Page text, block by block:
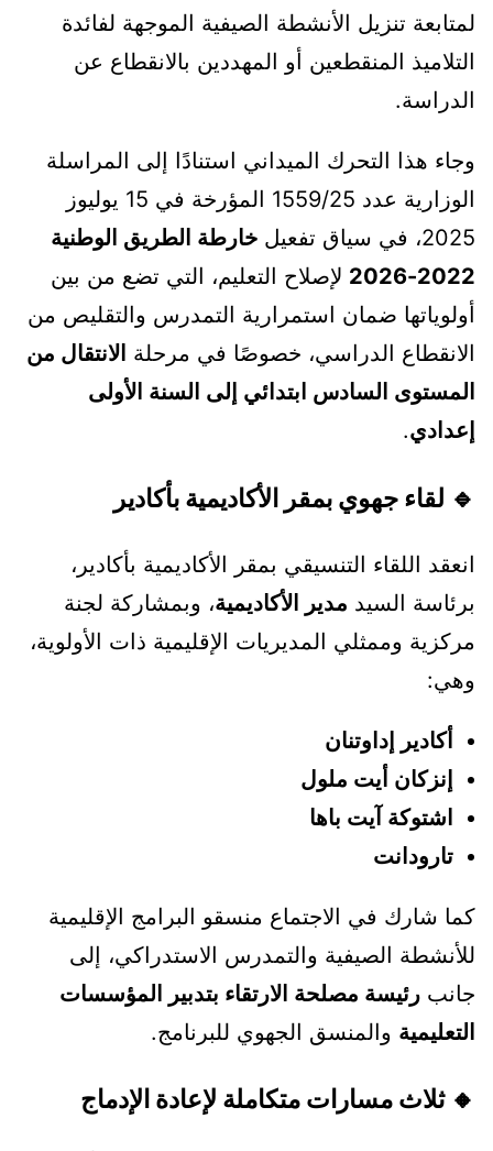
لمتابعة تنزيل الأنشطة الصيفية الموجهة لفائدة
التلاميذ المنقطعين أو المهددين بالانقطاع عن
الدراسة.
وجاء هذا التحرك الميداني استنادًا إلى المراسلة
الوزارية عدد 1559/25 المؤرخة في 15 يوليوز
2025، في سياق تفعيل
خارطة الطريق الوطنية
2022-2026
لإصلاح التعليم، التي تضع من بين
أولوياتها ضمان استمرارية التمدرس والتقليص من
الانقطاع الدراسي، خصوصًا في مرحلة الانتقال من
المستوى السادس ابتدائي إلى السنة الأولى
إعدادي.
🔹 لقاء جهوي بمقر الأكاديمية بأكادير
انعقد اللقاء التنسيقي بمقر الأكاديمية بأكادير،
برئاسة السيد مدير الأكاديمية، وبمشاركة لجنة
مركزية وممثلي المديريات الإقليمية ذات الأولوية،
وهي:
أكادير إداوتنان
إنزكان أيت ملول
اشتوكة آيت باها
تارودانت
كما شارك في الاجتماع منسقو البرامج الإقليمية
للأنشطة الصيفية والتمدرس الاستدراكي، إلى
جانب رئيسة مصلحة الارتقاء بتدبير المؤسسات
التعليمية والمنسق الجهوي للبرنامج.
🔸 ثلاث مسارات متكاملة لإعادة الإدماج